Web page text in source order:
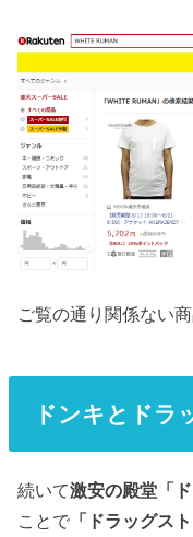
ご覧の通り関係ない
ドンキとドラ
続いて激安の殿堂「
ことで 「ドラッグスト